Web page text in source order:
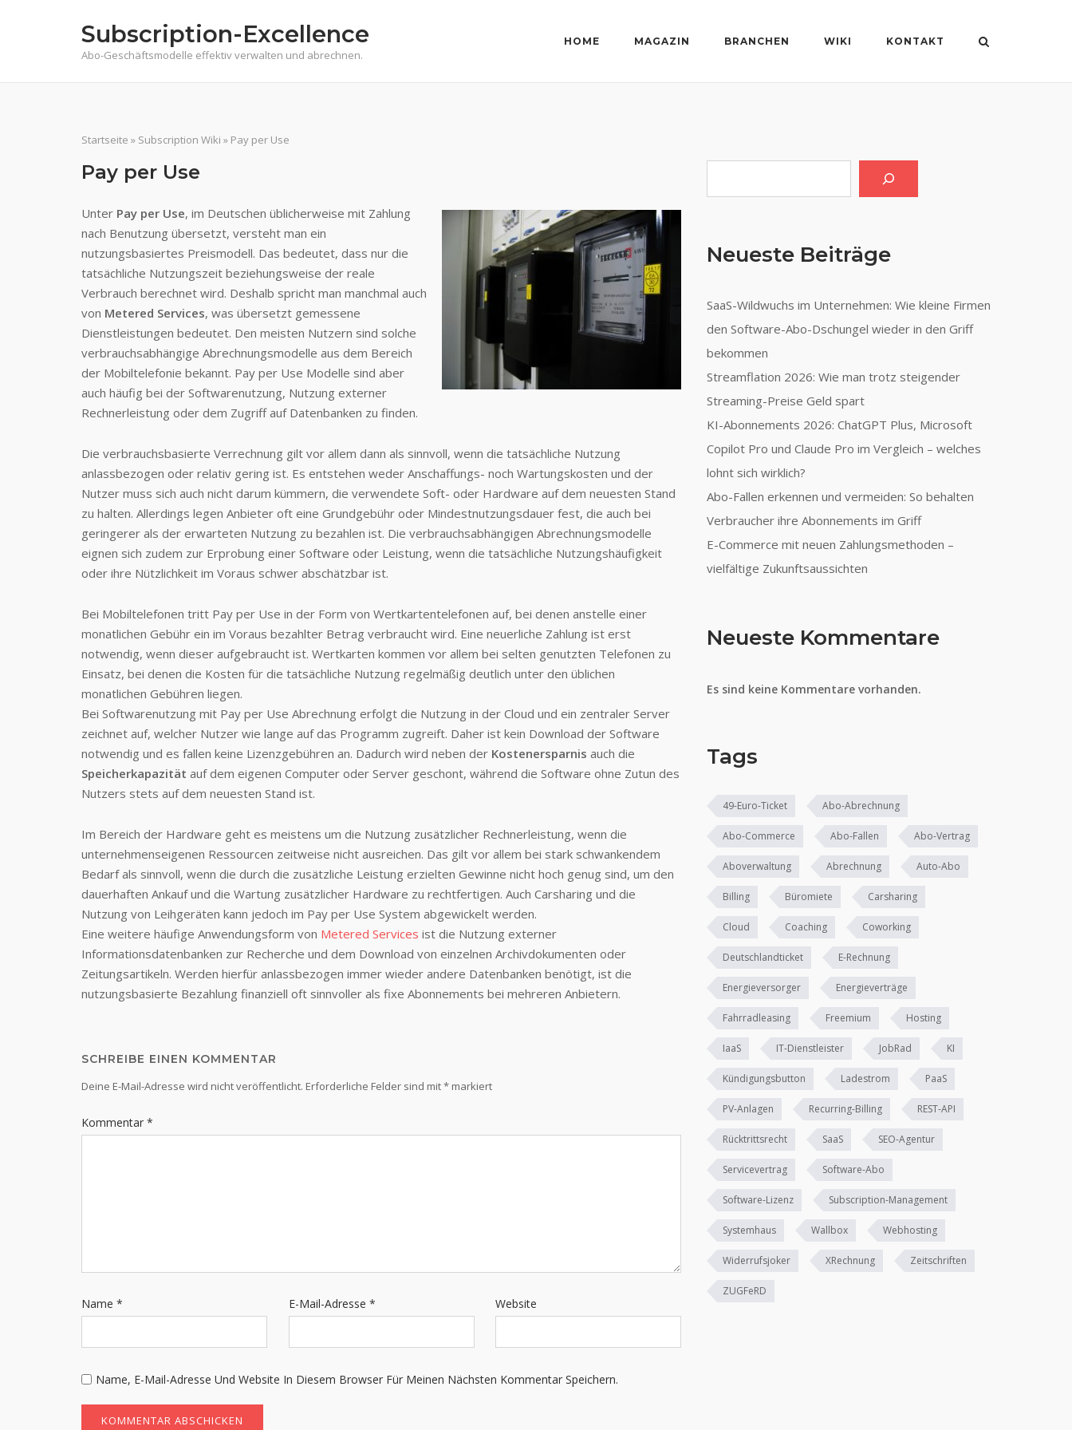
Subscription-Excellence
Abo-Geschäftsmodelle effektiv verwalten und abrechnen.
HOME MAGAZIN BRANCHEN WIKI KONTAKT
Startseite » Subscription Wiki » Pay per Use
Pay per Use
Unter Pay per Use, im Deutschen üblicherweise mit Zahlung
nach Benutzung übersetzt, versteht man ein
nutzungsbasiertes Preismodell. Das bedeutet, dass nur die
tatsächliche Nutzungszeit beziehungsweise der reale
Verbrauch berechnet wird. Deshalb spricht man manchmal auch
von Metered Services, was übersetzt gemessene
Dienstleistungen bedeutet. Den meisten Nutzern sind solche
verbrauchsabhängige Abrechnungsmodelle aus dem Bereich
der Mobiltelefonie bekannt. Pay per Use Modelle sind aber
auch häufig bei der Softwarenutzung, Nutzung externer
Rechnerleistung oder dem Zugriff auf Datenbanken zu finden.
Die verbrauchsbasierte Verrechnung gilt vor allem dann als sinnvoll, wenn die tatsächliche Nutzung
anlassbezogen oder relativ gering ist. Es entstehen weder Anschaffungs- noch Wartungskosten und der
Nutzer muss sich auch nicht darum kümmern, die verwendete Soft- oder Hardware auf dem neuesten Stand
zu halten. Allerdings legen Anbieter oft eine Grundgebühr oder Mindestnutzungsdauer fest, die auch bei
geringerer als der erwarteten Nutzung zu bezahlen ist. Die verbrauchsabhängigen Abrechnungsmodelle
eignen sich zudem zur Erprobung einer Software oder Leistung, wenn die tatsächliche Nutzungshäufigkeit
oder ihre Nützlichkeit im Voraus schwer abschätzbar ist.
Bei Mobiltelefonen tritt Pay per Use in der Form von Wertkartentelefonen auf, bei denen anstelle einer
monatlichen Gebühr ein im Voraus bezahlter Betrag verbraucht wird. Eine neuerliche Zahlung ist erst
notwendig, wenn dieser aufgebraucht ist. Wertkarten kommen vor allem bei selten genutzten Telefonen zu
Einsatz, bei denen die Kosten für die tatsächliche Nutzung regelmäßig deutlich unter den üblichen
monatlichen Gebühren liegen.
Bei Softwarenutzung mit Pay per Use Abrechnung erfolgt die Nutzung in der Cloud und ein zentraler Server
zeichnet auf, welcher Nutzer wie lange auf das Programm zugreift. Daher ist kein Download der Software
notwendig und es fallen keine Lizenzgebühren an. Dadurch wird neben der Kostenersparnis auch die
Speicherkapazität auf dem eigenen Computer oder Server geschont, während die Software ohne Zutun des
Nutzers stets auf dem neuesten Stand ist.
Im Bereich der Hardware geht es meistens um die Nutzung zusätzlicher Rechnerleistung, wenn die
unternehmenseigenen Ressourcen zeitweise nicht ausreichen. Das gilt vor allem bei stark schwankendem
Bedarf als sinnvoll, wenn die durch die zusätzliche Leistung erzielten Gewinne nicht hoch genug sind, um den
dauerhaften Ankauf und die Wartung zusätzlicher Hardware zu rechtfertigen. Auch Carsharing und die
Nutzung von Leihgeräten kann jedoch im Pay per Use System abgewickelt werden.
Eine weitere häufige Anwendungsform von Metered Services ist die Nutzung externer
Informationsdatenbanken zur Recherche und dem Download von einzelnen Archivdokumenten oder
Zeitungsartikeln. Werden hierfür anlassbezogen immer wieder andere Datenbanken benötigt, ist die
nutzungsbasierte Bezahlung finanziell oft sinnvoller als fixe Abonnements bei mehreren Anbietern.
SCHREIBE EINEN KOMMENTAR
Deine E-Mail-Adresse wird nicht veröffentlicht. Erforderliche Felder sind mit* markiert
Kommentar *
Name * E-Mail-Adresse * Website
Name, E-Mail-Adresse Und Website In Diesem Browser Für Meinen Nächsten Kommentar Speichern.
Neueste Beiträge
SaaS-Wildwuchs im Unternehmen: Wie kleine Firmen
den Software-Abo-Dschungel wieder in den Griff
bekommen
Streamflation 2026: Wie man trotz steigender
Streaming-Preise Geld spart
KI-Abonnements 2026: ChatGPT Plus, Microsoft
Copilot Pro und Claude Pro im Vergleich – welches
lohnt sich wirklich?
Abo-Fallen erkennen und vermeiden: So behalten
Verbraucher ihre Abonnements im Griff
E-Commerce mit neuen Zahlungsmethoden –
vielfältige Zukunftsaussichten
Neueste Kommentare
Es sind keine Kommentare vorhanden.
Tags
49-Euro-Ticket Abo-Abrechnung
Abo-Commerce Abo-Fallen Abo-Vertrag
Aboverwaltung Abrechnung Auto-Abo
Billing Büromiete Carsharing
Cloud Coaching Coworking
Deutschlandticket E-Rechnung
Energieversorger Energieverträge
Fahrradleasing Freemium Hosting
IaaS IT-Dienstleister JobRad KI
Kündigungsbutton Ladestrom PaaS
PV-Anlagen Recurring-Billing REST-API
Rücktrittsrecht SaaS SEO-Agentur
Servicevertrag Software-Abo
Software-Lizenz Subscription-Management
Systemhaus Wallbox Webhosting
Widerrufsjoker XRechnung Zeitschriften
ZUGFeRD